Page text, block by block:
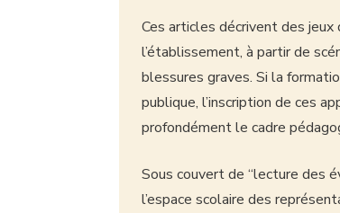
Ces articles décrivent des
l’établissement, à partir de
blessures graves. Si la
publique, l’inscription de ces
profondément le cadre
Sous couvert de “lecture des
l’espace scolaire des